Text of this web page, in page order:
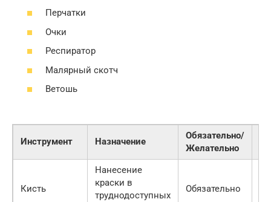
Перчатки
Очки
Респиратор
Малярный скотч
Ветошь
Инструмент Назначение
Обязательно/
Желательно
Кисть
Нанесение
краски в
труднодоступных
Обязательно